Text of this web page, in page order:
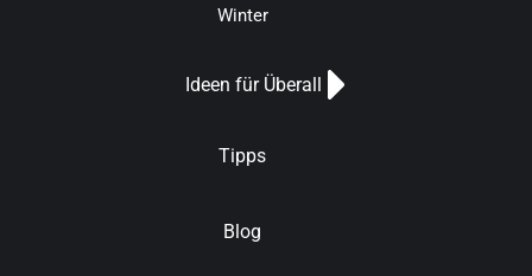
Winter
Ideen für Überall
Tipps
Blog